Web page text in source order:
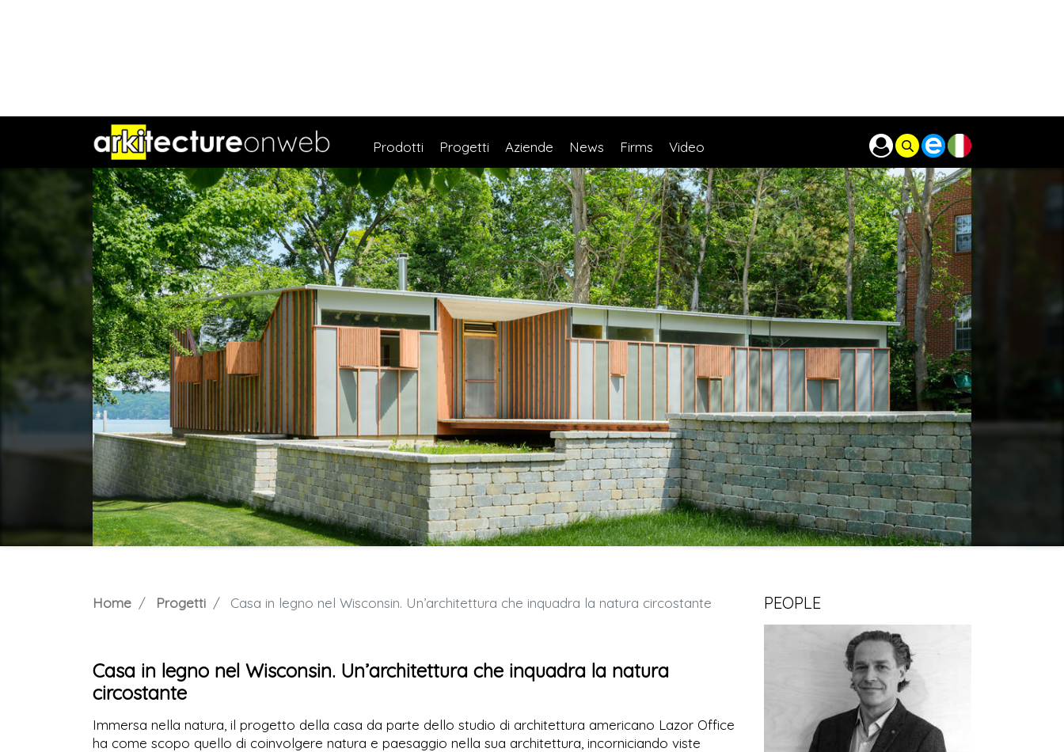
Prodotti Progetti Aziende News Firms Video
Home Progetti Casa in legno nel Wisconsin. Un’architettura che inquadra la natura circostante
Casa in legno nel Wisconsin. Un’architettura che inquadra la natura
circostante
Immersa nella natura, il progetto della casa da parte dello studio di architettura americano Lazor Office
ha come scopo quello di coinvolgere natura e paesaggio nella sua architettura, incorniciando viste
PEOPLE